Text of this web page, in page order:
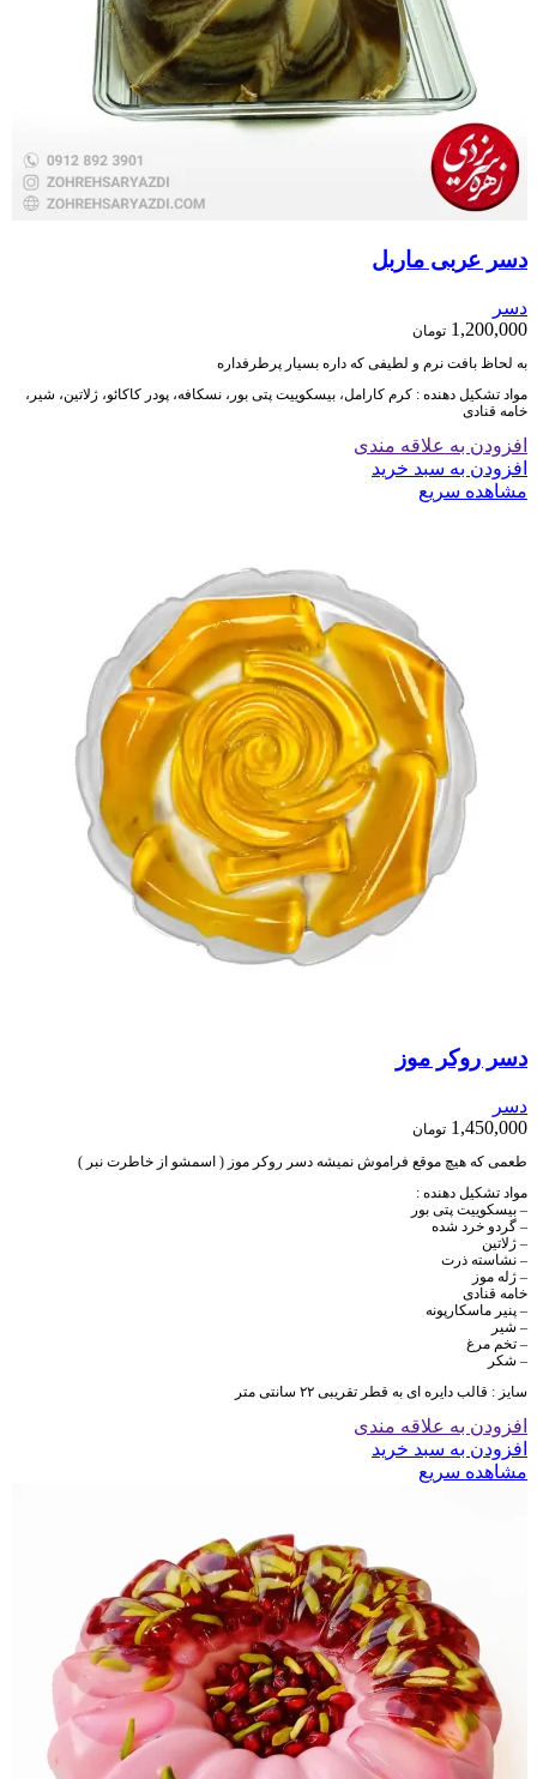
دسر عربی ماربل
دسر
1,200,000 تومان
به لحاظ بافت نرم و لطیفی که داره بسیار پرطرفداره
مواد تشکیل دهنده : کرم کارامل، بیسکوییت پتی بور، نسکافه، پودر کاکائو، ژلاتین، شیر،
خامه قنادی
افزودن به علاقه مندی
افزودن به سبد خرید
مشاهده سریع
دسر روکر موز
دسر
1,450,000 تومان
طعمی که هیچ موقع فراموش نمیشه دسر روکر موز ( اسمشو از خاطرت نبر )
مواد تشکیل دهنده :
– بیسکوییت پتی بور
– گردو خرد شده
– ژلاتین
– نشاسته ذرت
– ژله موز
خامه قنادی
– پنیر ماسکارپونه
– شیر
– تخم مرغ
– شکر
سایز : قالب دایره ای به قطر تقریبی ۲۲ سانتی متر
افزودن به علاقه مندی
افزودن به سبد خرید
مشاهده سریع